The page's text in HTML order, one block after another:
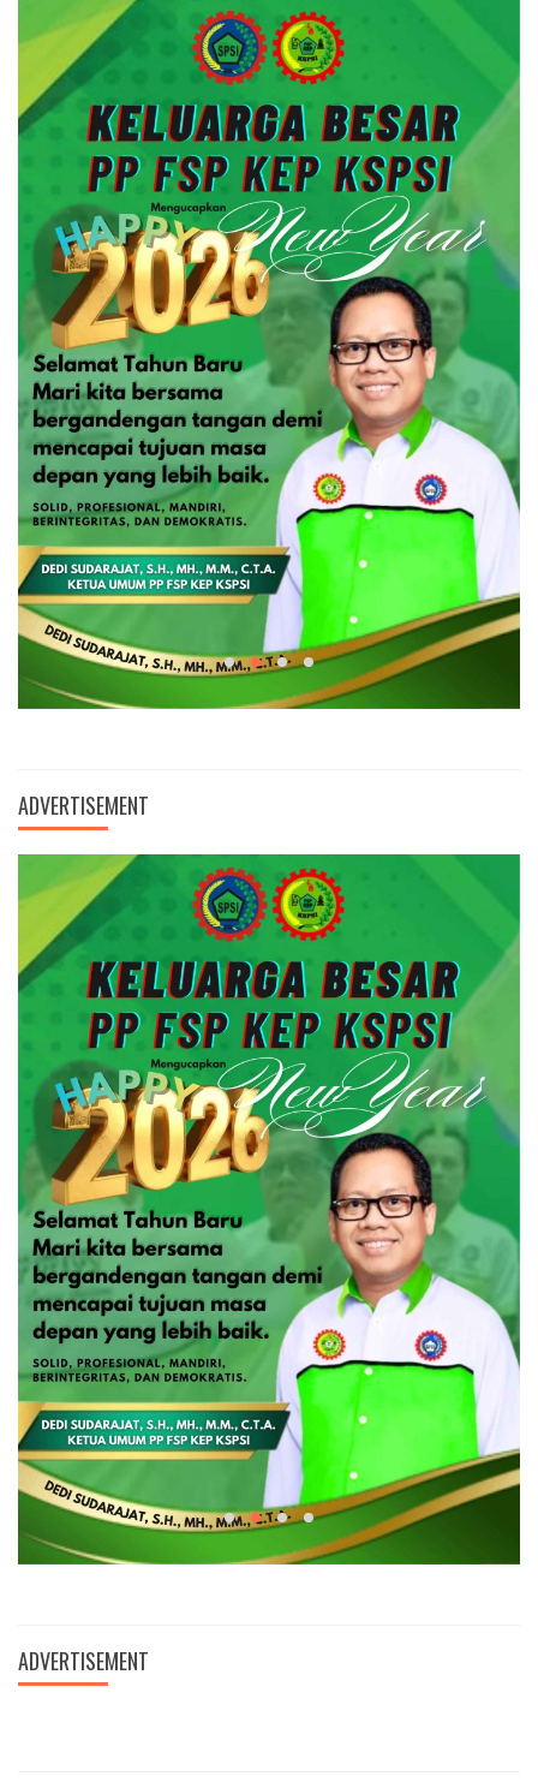
IKLAN BOX
,
IKLAN BOX LONG
DEDI
SUDARAJAT,
SH.,MH.,MM.,C.T.A
redaksi
Desember
2025
ADVERTISEMENT
IKLAN BOX
,
IKLAN BOX LONG
DEDI
SUDARAJAT,
SH.,MH.,MM.,C.T.A
redaksi
Desember
2025
ADVERTISEMENT